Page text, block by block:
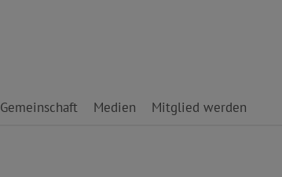
Gemeinschaft Medien Mitglied werden